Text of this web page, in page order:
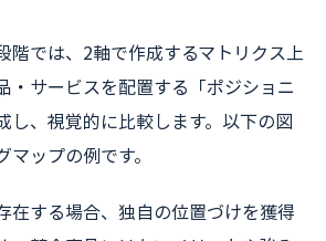
階では、2軸で作成するマトリクス上
・サービスを配置する「ポジショニ
し、視覚的に比較します。以下の図
ップの例です。
在する場合、独自の位置づけを獲得